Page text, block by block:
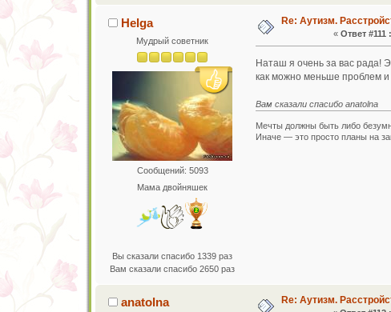
Helga
Мудрый советник
Сообщений: 5093
Мама двойняшек
Вы сказали спасибо 1339 раз
Вам сказали спасибо 2650 раз
Re: Аутизм.
« Ответ #111 :
Наташ я очень за вас рада!
как можно меньше проблем
Вам сказали спасибо anatolna
Мечты должны быть либо
Иначе — это просто планы на
anatolna Re: Аутизм.